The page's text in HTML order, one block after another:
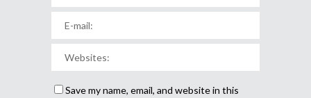
Save my name, email, and website in this